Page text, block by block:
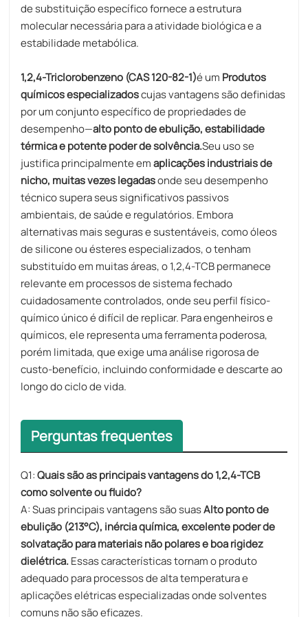
de substituição específico fornece a estrutura
molecular necessária para a atividade biológica e a
estabilidade metabólica.
1,2,4-Triclorobenzeno (CAS 120-82-1)é um Produtos
químicos especializadoscujas vantagens são definidas
por um conjunto específico de propriedades de
desempenho—alto ponto de ebulição, estabilidade
térmica e potente poder de solvência.Seu uso se
justifica principalmente emaplicações industriais de
nicho, muitas vezes legadasonde seu desempenho
técnico supera seus significativos passivos
ambientais, de saúde e regulatórios. Embora
alternativas mais seguras e sustentáveis, como óleos
de silicone ou ésteres especializados, o tenham
substituído em muitas áreas, o 1,2,4-TCB permanece
relevante em processos de sistema fechado
cuidadosamente controlados, onde seu perfil físico-
químico único é difícil de replicar. Para engenheiros e
químicos, ele representa uma ferramenta poderosa,
porém limitada, que exige uma análise rigorosa de
custo-benefício, incluindo conformidade e descarte ao
longo do ciclo de vida.
Perguntas frequentes
Q1:Quais são as principais vantagens do 1,2,4-TCB
como solvente ou fluido?
A: Suas principais vantagens são suasAlto ponto de
ebulição (213°C), inércia química, excelente poder de
solvatação para materiais não polares e boa rigidez
dielétrica.Essas características tornam o produto
adequado para processos de alta temperatura e
aplicações elétricas especializadas onde solventes
comuns não são eficazes.